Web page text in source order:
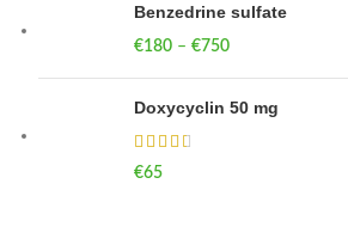
Benzedrine sulfate
€180 – €750
Doxycyclin 50 mg
€65